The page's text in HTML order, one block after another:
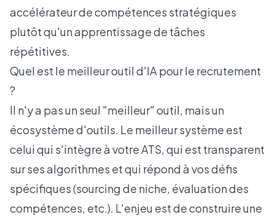
accélérateur de compétences stratégiques
plutôt qu'un apprentissage de tâches
répétitives.
Quel est le meilleur outil d'IA pour le recrutement
?
Il n'y a pas un seul "meilleur" outil, mais un
écosystème d'outils. Le meilleur système est
celui qui s'intègre à votre ATS, qui est transparent
sur ses algorithmes et qui répond à vos défis
spécifiques (sourcing de niche, évaluation des
compétences, etc.). L'enjeu est de construire une